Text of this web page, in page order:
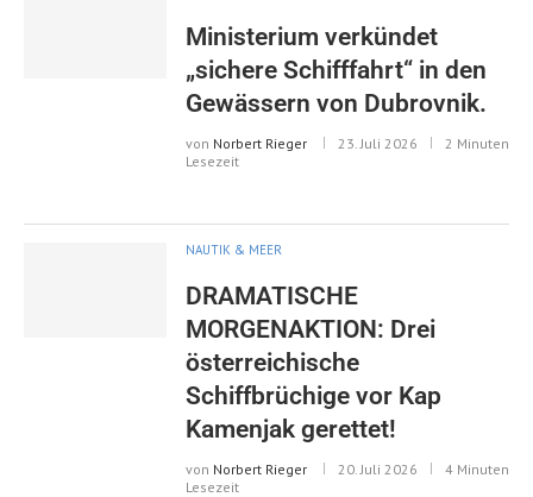
Ministerium verkündet
„sichere Schifffahrt“ in den
Gewässern von Dubrovnik.
von Norbert Rieger 23. Juli 2026
2 Minuten
Lesezeit
NAUTIK & MEER
DRAMATISCHE
MORGENAKTION: Drei
österreichische
Schiffbrüchige vor Kap
Kamenjak gerettet!
von Norbert Rieger 20. Juli 2026
4 Minuten
Lesezeit